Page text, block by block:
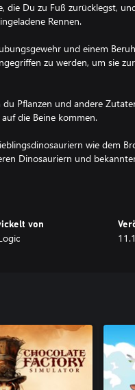
die Du zu Fuß zurücklegst,
Rennen.
und einem
zu werden, um sie
Pflanzen und andere
die Beine kommen.
wie dem
Dinosauriern und
von